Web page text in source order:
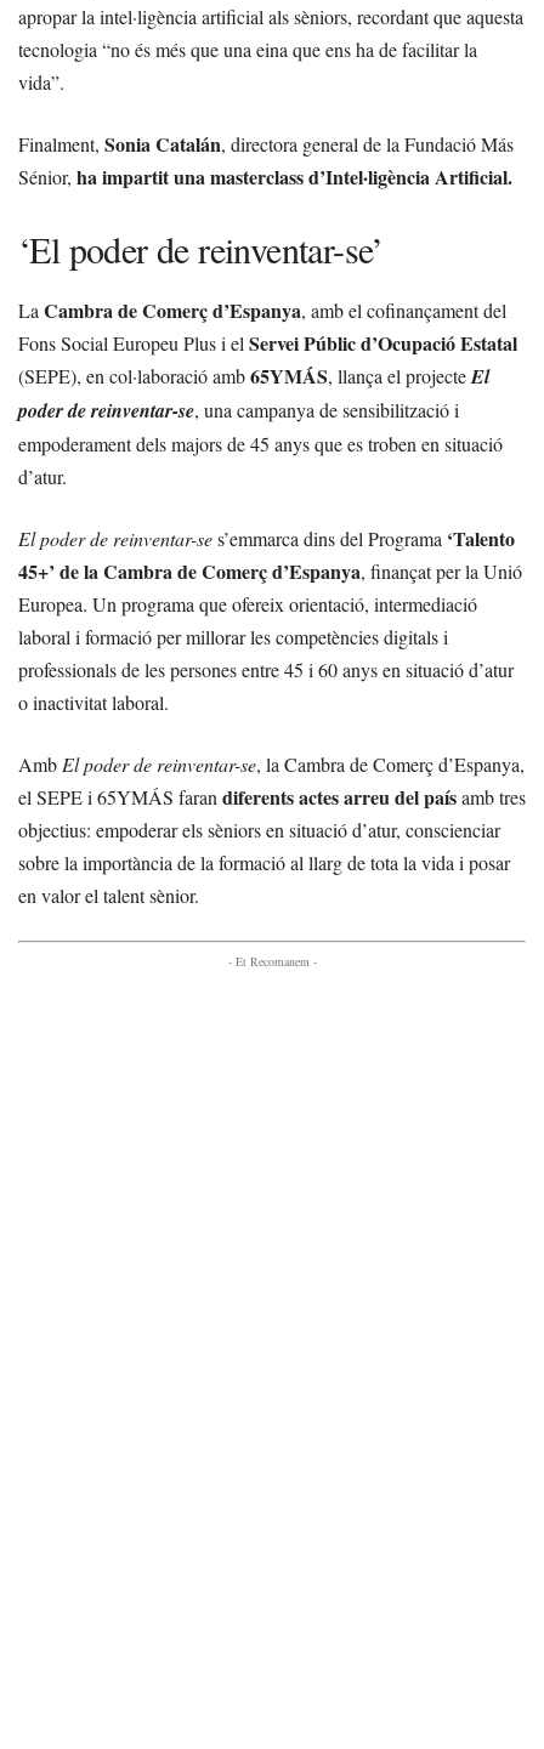
apropar la intel·ligència artificial als sèniors, recordant que aquesta
tecnologia “no és més que una eina que ens ha de facilitar la
vida”.
Finalment, Sonia Catalán, directora general de la Fundació Más
Sénior, ha impartit una masterclass d’Intel·ligència Artificial.
‘El poder de reinventar-se’
La Cambra de Comerç d’Espanya, amb el cofinançament del
Fons Social Europeu Plus i el Servei Públic d’Ocupació Estatal
(SEPE), en col·laboració amb65YMÁS, llança el projecteEl
poder de reinventar-se, una campanya de sensibilització i
empoderament dels majors de 45 anys que es troben en situació
d’atur.
El poder de reinventar-ses’emmarca dins del Programa ‘Talento
45+’ de la Cambra de Comerç d’Espanya, finançat per la Unió
Europea. Un programa que ofereix orientació, intermediació
laboral i formació per millorar les competències digitals i
professionals de les persones entre 45 i 60 anys en situació d’atur
o inactivitat laboral.
Amb El poder de reinventar-se, la Cambra de Comerç d’Espanya,
el SEPE i 65YMÁS faran diferents actes arreu del paísamb tres
objectius: empoderar els sèniors en situació d’atur, conscienciar
sobre la importància de la formació al llarg de tota la vida i posar
en valor el talent sènior.
- Et Recomanem -